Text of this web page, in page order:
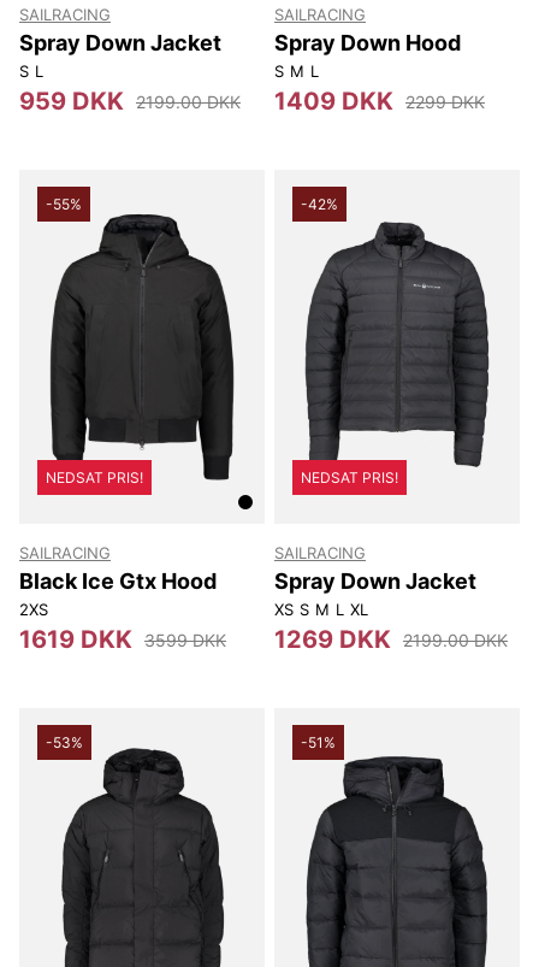
SAILRACING
Spray Down Jacket
S L
959 DKK 2199.00 DKK
SAILRACING
Spray Down Hood
S M L
1409 DKK 2299 DKK
-55%
NEDSAT PRIS!
SAILRACING
Black Ice Gtx Hood
2XS
1619 DKK 3599 DKK
-42%
NEDSAT PRIS!
SAILRACING
Spray Down Jacket
XS S M L XL
1269 DKK 2199.00 DKK
-53% -51%